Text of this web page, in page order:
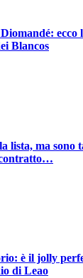
ecco
Blancos
lista, ma sono
è il jolly
di Leao